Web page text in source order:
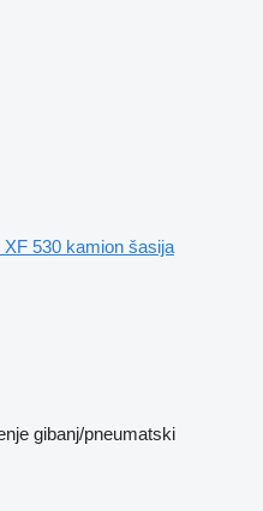
XF 530 kamion šasija
gibanj/pneumatski